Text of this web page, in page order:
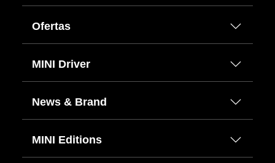
Ofertas
MINI Driver
News & Brand
MINI Editions